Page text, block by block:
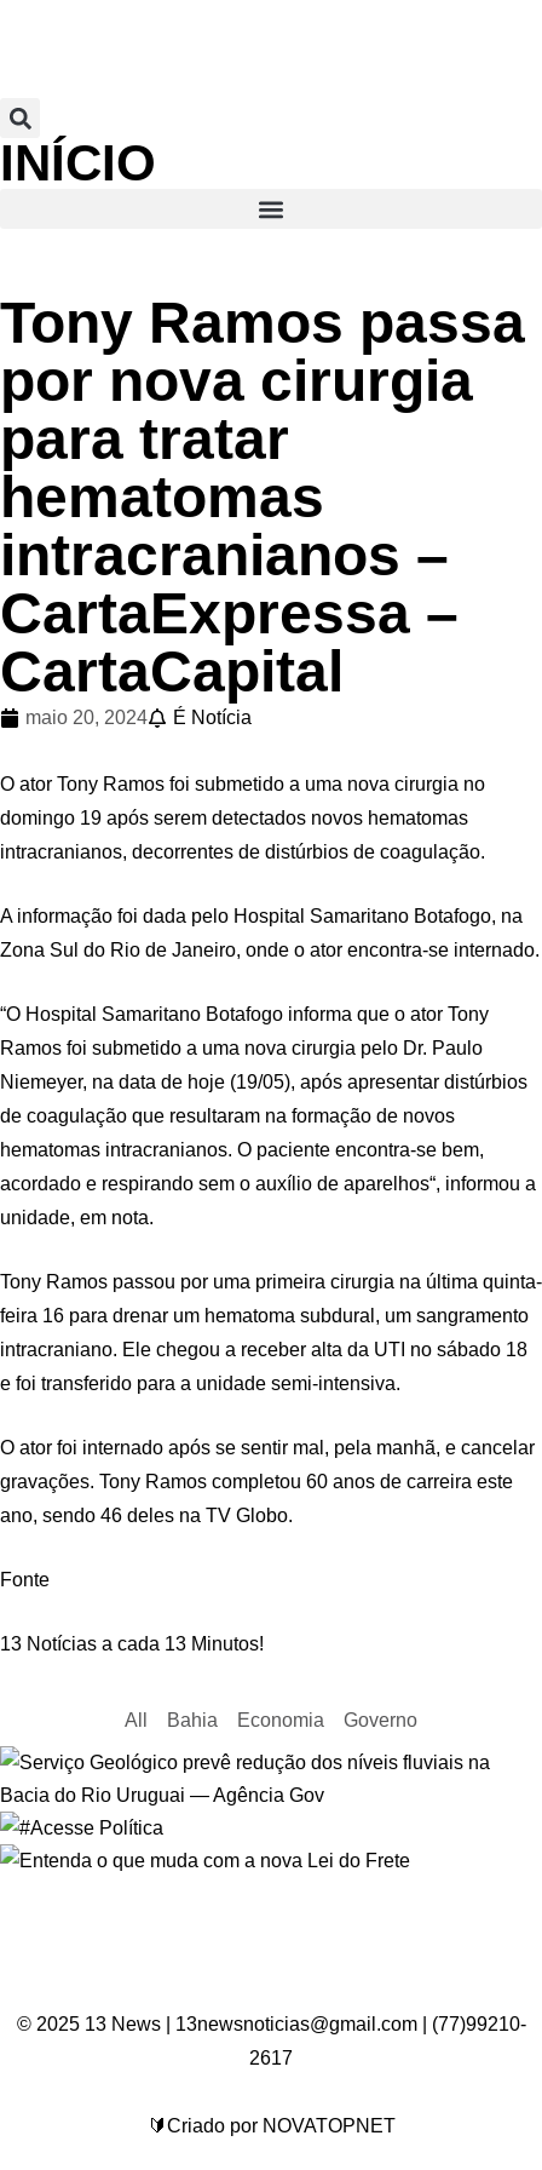
INÍCIO
Tony Ramos passa
por nova cirurgia
para tratar
hematomas
intracranianos –
CartaExpressa –
CartaCapital
maio 20, 2024 É Notícia
O ator Tony Ramos foi submetido a uma nova cirurgia no
domingo 19 após serem detectados novos hematomas
intracranianos, decorrentes de distúrbios de coagulação.
A informação foi dada pelo Hospital Samaritano Botafogo, na
Zona Sul do Rio de Janeiro, onde o ator encontra-se internado.
“O Hospital Samaritano Botafogo informa que o ator Tony
Ramos foi submetido a uma nova cirurgia pelo Dr. Paulo
Niemeyer, na data de hoje (19/05), após apresentar distúrbios
de coagulação que resultaram na formação de novos
hematomas intracranianos. O paciente encontra-se bem,
acordado e respirando sem o auxílio de aparelhos“, informou a
unidade, em nota.
Tony Ramos passou por uma primeira cirurgia na última quinta-
feira 16 para drenar um hematoma subdural, um sangramento
intracraniano. Ele chegou a receber alta da UTI no sábado 18
e foi transferido para a unidade semi-intensiva.
O ator foi internado após se sentir mal, pela manhã, e cancelar
gravações. Tony Ramos completou 60 anos de carreira este
ano, sendo 46 deles na TV Globo.
Fonte
13 Notícias a cada 13 Minutos!
All Bahia Economia Governo
© 2025 13 News | 13newsnoticias@gmail.com | (77)99210-
2617
🔰Criado por NOVATOPNET